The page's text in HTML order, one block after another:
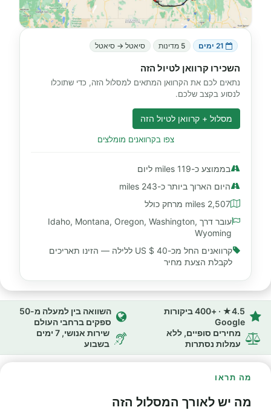
5 מדינות סיאטל → סיאטל
השכירו קרוואן לטיול הזה
נתאים לכם את הקרוואן המתאים למסלול הזה, כדי שתוכלו
לנסוע בקצב שלכם.
מסלול + קרוואן לטיול הזה
צפו בקרוואנים מומלצים
בממוצע כ-119 miles ליום
היום הארוך ביותר כ-243 miles
2,507 miles מרחק כולל
עובר דרך Idaho, Montana, Oregon, Washington,
Wyoming
קרוואנים החל מכ-40 $ US
ללילה — הזינו תאריכים
לקבלת הצעת מחיר
4.5★ · +400 ביקורות
Google
השוואה בין למעלה מ-50
ספקים ברחבי העולם
מחירים סופיים, ללא
עמלות נסתרות
שירות אנושי, 7 ימים
בשבוע
מה תראו
מה יש לאורך המסלול הזה